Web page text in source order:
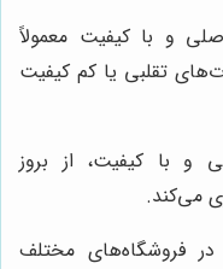
و با کیفیت معمولاً
تقلبی یا کم کیفیت
و با کیفیت، از بروز
می‌کند.
فروشگاه‌های مختلف